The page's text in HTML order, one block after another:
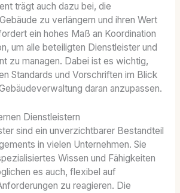
trägt auch dazu bei, die
zu verlängern und ihren Wert
ein hohes Maß an Koordination
um alle beteiligten Dienstleister und
zu managen. Dabei ist es wichtig,
Standards und Vorschriften im Blick
daran anzupassen.
Dienstleistern
sind ein unverzichtbarer Bestandteil
in vielen Unternehmen. Sie
Wissen und Fähigkeiten
es auch, flexibel auf
zu reagieren. Die